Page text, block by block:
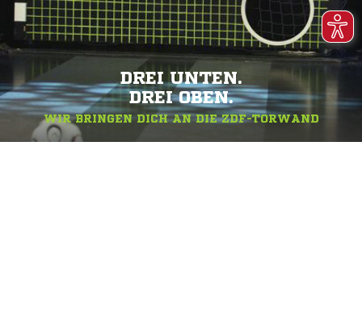
DREI UNTEN.
DREI OBEN.
WIR BRINGEN DICH AN DIE ZDF-TORWAND